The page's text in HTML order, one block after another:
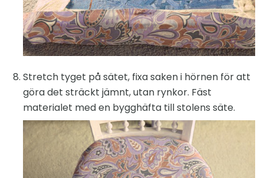
Stretch tyget på sätet, fixa saken i hörnen för att
göra det sträckt jämnt, utan rynkor. Fäst
materialet med en bygghäfta till stolens säte.